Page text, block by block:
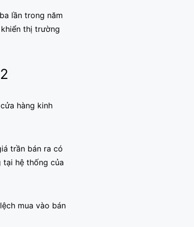
lần trong năm
thị trường
hàng kinh
trần bán ra có
tại hệ thống của
mua vào bán